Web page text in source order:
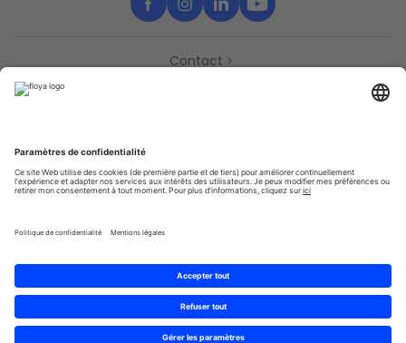
Contact
Partenaires
Vie Privée Conditions générales
© 2025 Brought to you with
by STIB-MIVB and Brussels Mobility